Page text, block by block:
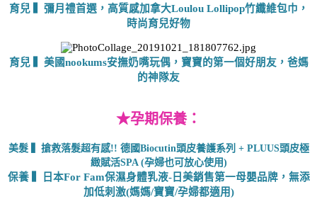
育兒 ▍彌月禮首選，高質感加拿大Loulou Lollipop竹纖維包巾，
時尚育兒好物
育兒 ▍美國nookums安撫奶嘴玩偶，寶寶的第一個好朋友，爸媽
的神隊友
★孕期保養：
美髮 ▍搶救落髮超有感!! 德國Biocutin頭皮養護系列 + PLUUS頭皮極
緻賦活SPA (孕婦也可放心使用)
保養 ▍日本For Fam保濕身體乳液-日美銷售第一母嬰品牌，無添
加低刺激(媽媽/寶寶/孕婦都適用)